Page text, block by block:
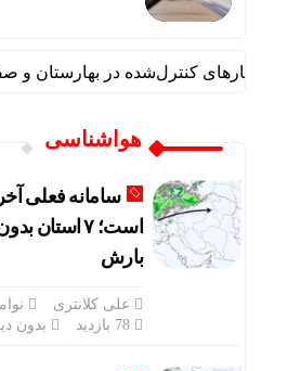
کنترل‌شده در بهارستان و
هواشناسی
سامانه فعلی
است؛ ۷
بارش
علی کلانتری
نوامبر
بدون